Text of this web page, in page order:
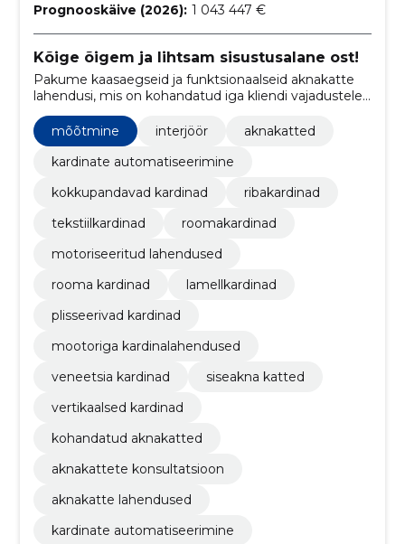
Prognooskäive (2026): 1 043 447 €
Kõige õigem ja lihtsam sisustusalane ost!
Pakume kaasaegseid ja funktsionaalseid aknakatte
lahendusi, mis on kohandatud iga kliendi vajadustele.
Meie teenus hõlmab kõike alates konsultatsioonist ja
mõõtmisest kuni professionaalse paigalduse ja
hoolduseni.
mõõtmine interjöör
aknakatted
kardinate automatiseerimine
kokkupandavad kardinad
ribakardinad
tekstiilkardinad
roomakardinad
motoriseeritud lahendused
rooma kardinad
lamellkardinad
plisseerivad kardinad
mootoriga kardinalahendused
veneetsia kardinad
siseakna katted
vertikaalsed kardinad
kohandatud aknakatted
aknakattete konsultatsioon
aknakatte lahendused
kardinate automatiseerimine